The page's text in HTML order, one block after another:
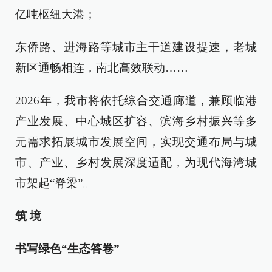
亿吨枢纽大港；
东侨路、进海路等城市主干道建设提速，老城
新区通畅相连，南北高效联动……
2026年，我市将依托综合交通廊道，兼顾临港
产业发展、中心城区扩容、滨海乡村振兴等多
元需求拓展城市发展空间，实现交通布局与城
市、产业、乡村发展深度适配，为现代海湾城
市架起“脊梁”。
筑 境
书写绿色“生态答卷”